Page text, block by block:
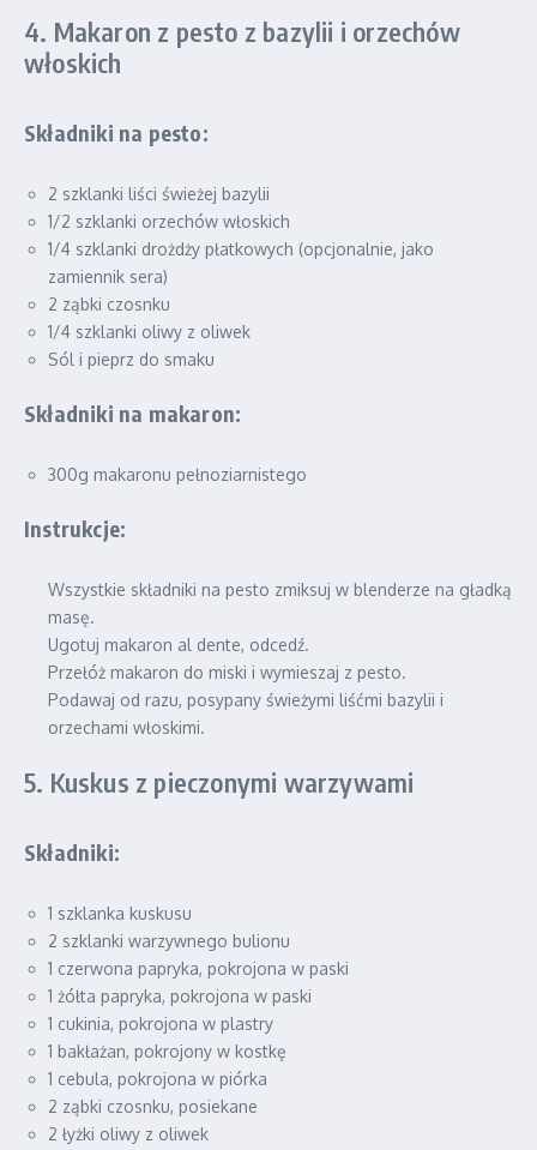
4. Makaron z pesto z bazylii i orzechów
włoskich
Składniki na pesto:
2 szklanki liści świeżej bazylii
1/2 szklanki orzechów włoskich
1/4 szklanki drożdży płatkowych (opcjonalnie, jako
zamiennik sera)
2 ząbki czosnku
1/4 szklanki oliwy z oliwek
Sól i pieprz do smaku
Składniki na makaron:
300g makaronu pełnoziarnistego
Instrukcje:
Wszystkie składniki na pesto zmiksuj w blenderze na gładką
masę.
Ugotuj makaron al dente, odcedź.
Przełóż makaron do miski i wymieszaj z pesto.
Podawaj od razu, posypany świeżymi liśćmi bazylii i
orzechami włoskimi.
5. Kuskus z pieczonymi warzywami
Składniki:
1 szklanka kuskusu
2 szklanki warzywnego bulionu
1 czerwona papryka, pokrojona w paski
1 żółta papryka, pokrojona w paski
1 cukinia, pokrojona w plastry
1 bakłażan, pokrojony w kostkę
1 cebula, pokrojona w piórka
2 ząbki czosnku, posiekane
2 łyżki oliwy z oliwek